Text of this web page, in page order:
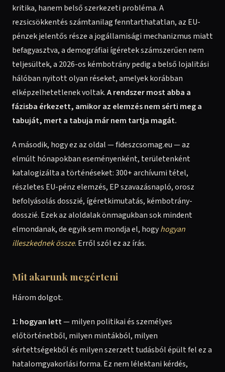
kritika, hanem belső szerkezeti probléma. A
rezsicsökkentés számtanilag fenntarthatatlan, az EU-
pénzek jelentős része a jogállamisági mechanizmus miatt
befagyasztva, a demográfiai ígéretek számszerűen nem
teljesültek, a 2026-os kémbotrány pedig a belső lojalitási
hálóban nyitott olyan réseket, amelyek korábban
elképzelhetetlenek voltak.A rendszer most abba a
fázisba érkezett, amikor az elemzés nem sérti meg a
tabuját, mert a tabuja már nem tartja magát.
A második, hogy ez az oldal — fideszcsomag.eu — az
elmúlt hónapokban eseményenként, területenként
katalogizálta a történéseket: 300+ archívumi tétel,
részletes EU-pénz elemzés, EP szavazásnapló, orosz
befolyásolás dosszié, ígéretkimutatás, kémbotrány-
dosszié. Ezek az aloldalak önmagukban sok mindent
elmondanak, de egyik sem mondja el, hogyhogyan
illeszkednek össze. Erről szól ez az írás.
Mit akarunk megérteni
Három dolgot.
1: hogyan lett— milyen politikai és személyes
előtörténetből, milyen mintákból, milyen
sértettségekből és milyen szerzett tudásból épült fel ez a
hatalomgyakorlási forma. Ez nem lélektani kérdés,